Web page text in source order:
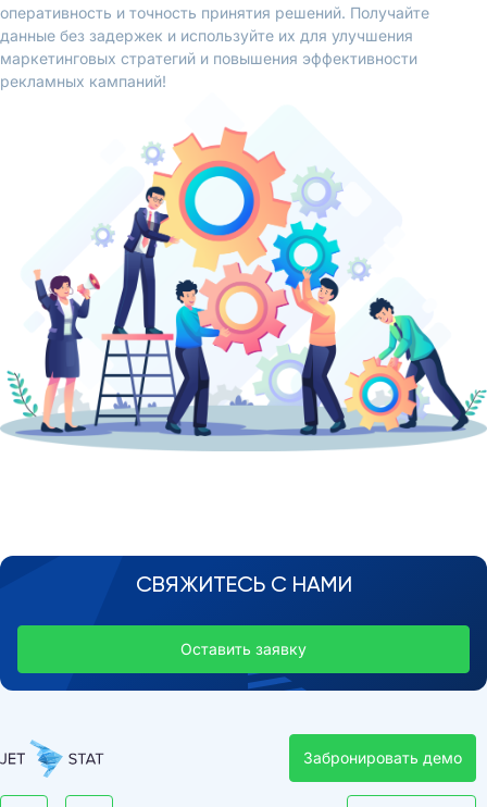
оперативность и точность принятия решений. Получайте
данные без задержек и используйте их для улучшения
маркетинговых стратегий и повышения эффективности
рекламных кампаний!
СВЯЖИТЕСЬ С НАМИ
Оставить заявку
Забронировать демо